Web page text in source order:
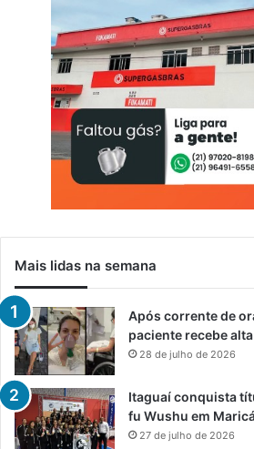
Mais lidas na semana
Após corrente de
paciente recebe
28 de julho de 2026
Itaguaí conquista
fu Wushu em
27 de julho de 2026